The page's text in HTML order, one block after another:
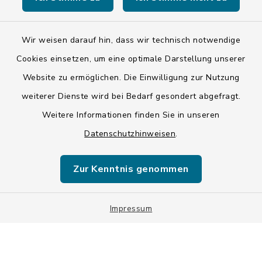
Wir weisen darauf hin, dass wir technisch notwendige
Cookies einsetzen, um eine optimale Darstellung unserer
Website zu ermöglichen. Die Einwilligung zur Nutzung
weiterer Dienste wird bei Bedarf gesondert abgefragt.
Weitere Informationen finden Sie in unseren
Datenschutzhinweisen.
Zur Kenntnis genommen
Impressum
Kontakt
Datenschutz
Sitemap